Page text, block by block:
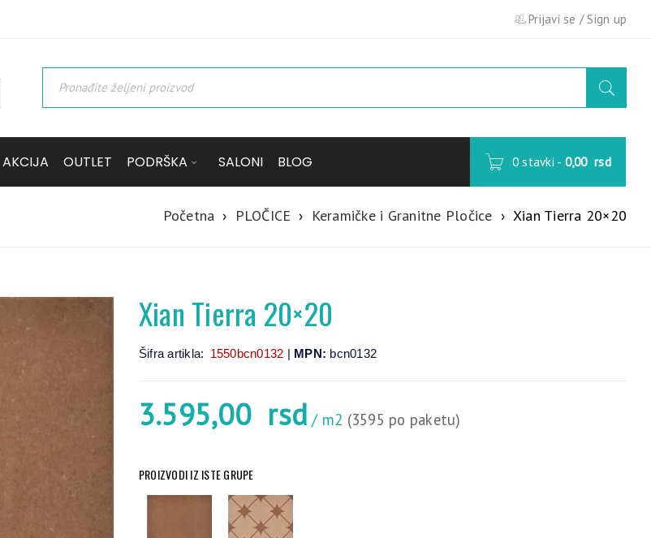
Prijavi se /Sign up
AKCIJA OUTLET PODRŠKA SALONI BLOG 0 stavki - 0,00 rsd
Početna › PLOČICE › Keramičke i Granitne Pločice › Xian Tierra 20×20
Xian Tierra 20×20
Šifra artikla: 1550bcn0132 | MPN: bcn0132
3.595,00 rsd / m2 (3595 po paketu)
PROIZVODI IZ ISTE GRUPE